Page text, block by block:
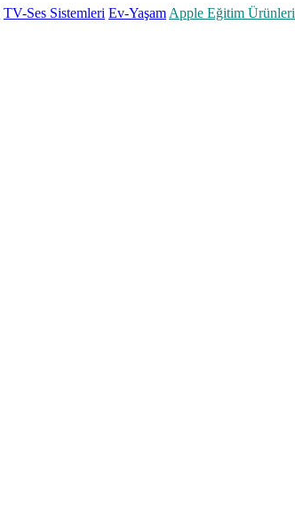
TV-Ses Sistemleri Ev-Yaşam Apple Eğitim Ürünleri